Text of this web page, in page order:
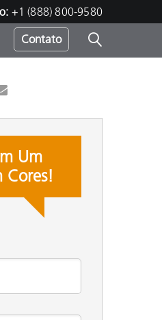
+1 (888) 800-9580
Contato
Um
Cores!